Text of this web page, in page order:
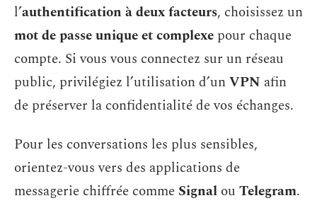
l’authentification à deux facteurs, choisissez un
mot de passe unique et complexe pour chaque
compte. Si vous vous connectez sur un réseau
public, privilégiez l’utilisation d’unVPN afin
de préserver la confidentialité de vos échanges.
Pour les conversations les plus sensibles,
orientez-vous vers des applications de
messagerie chiffrée comme Signal ou Telegram.